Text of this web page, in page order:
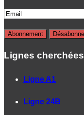
Lignes cherchées
Ligne A1
Ligne 24B